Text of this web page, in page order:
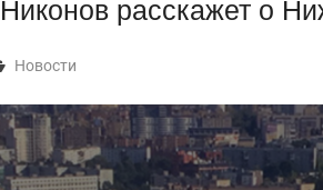
—
—
расскажет о
Новости